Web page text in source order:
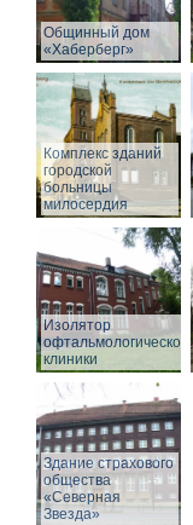
Общинный дом
«Хаберберг»
Комплекс зданий
городской
больницы
милосердия
Изолятор
офтальмологической
клиники
Здание страхового
общества
«Северная
Звезда»